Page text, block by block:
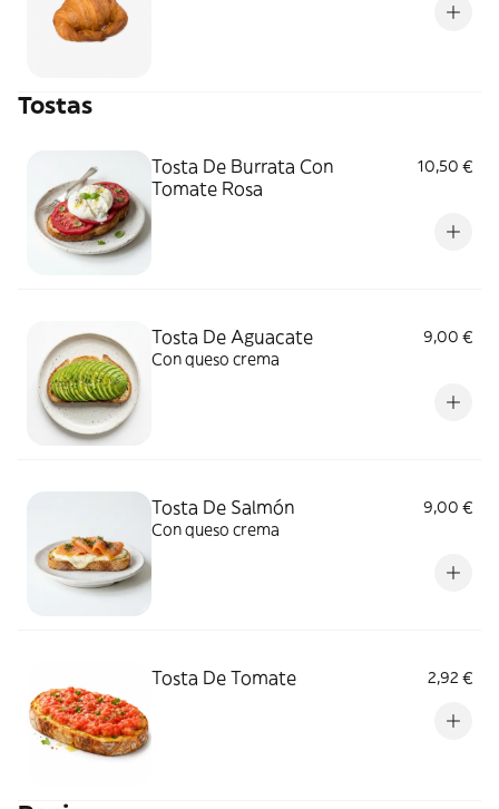
Tostas
Tosta De Burrata Con
Tomate Rosa
10,50 €
Tosta De Aguacate
9,00 €
Con queso crema
Tosta De Salmón
9,00 €
Con queso crema
Tosta De Tomate 2,92 €